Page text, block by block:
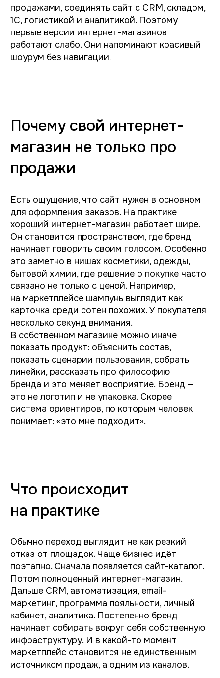
Обычно переход выглядит не как резкий
отказ от площадок. Чаще бизнес идёт
поэтапно. Сначала появляется сайт-каталог.
Потом полноценный интернет-магазин.
Дальше CRM, автоматизация, email-
маркетинг, программа лояльности, личный
кабинет, аналитика. Постепенно бренд
решения редко работают
Здесь часто возникает соблазн выбрать
шаблон с готовой структурой без анализа
бизнеса. Иногда это действительно
работает, но если смотреть чуть дальше,
быстро становится понятно, что разные
категории товаров требуют разной логики.
Например, интернет-магазин косметики
работает не так, как интернет-магазин
одежды. Поэтому хороший интернет-
магазин обычно начинается не с дизайна,
а с понимания, как человек принимает
решение, что мешает покупке, как устроены
внутренние процессы бизнеса, и где сайт
должен экономить время команде,
а не создавать новые сложности.
Разработка интернет-
магазина — это работа
с системой
Мы занимаемся разработкой интернет-
магазинов и сервисов под ключ на Tilda
Publishing и 1С-Битрикс. Создаём проекты
продолжают работать с нами после запуска
сайта. Ещё часть приходит
не из-за «вау-дизайна». Скорее потому, что
интернет-магазин живая система. Она
отдельно от реальных процессов компании.
Реальные проекты
нашей дизайн-студии
Даже похожие на первый взгляд интернет-
магазины работают по совершенно разной
логике. Где-то важно быстро получить счёт
и оформить заказ, а где-то передать
ощущение бренда через интерфейс.